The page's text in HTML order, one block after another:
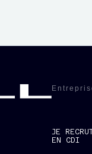
JE
EN CDI